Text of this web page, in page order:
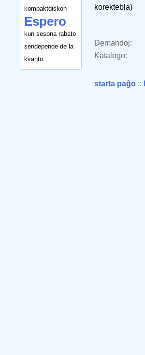
kompaktdiskon
Espero
kun sesona rabato
sendepende de la
kvanto.
korektebla)
Demandoj:
Katalogo:
starta paĝo ::